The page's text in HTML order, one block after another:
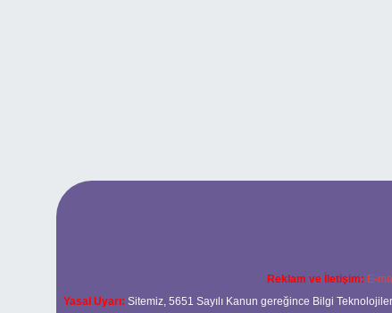
Reklam ve İletişim: E-
Yasal Uyarı: Sitemiz, 5651 Sayılı Kanun gereğince Bilgi